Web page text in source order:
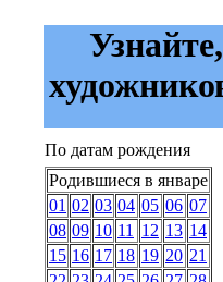
По датам рождения
Родившиеся в январе
01 02 03 04 05 06 07
08 09 10 11 12 13 14
15 16 17 18 19 20 21